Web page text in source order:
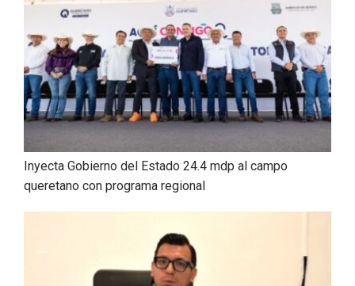
Inyecta Gobierno del Estado 24.4 mdp al campo
queretano con programa regional